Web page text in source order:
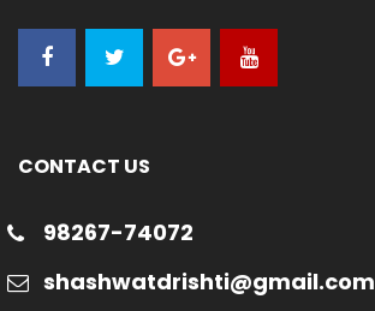
CONTACT US
98267-74072
shashwatdrishti@gmail.com